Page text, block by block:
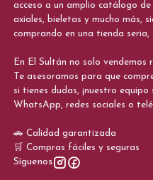
acceso a un amplio catálogo
axiales, bieletas y mucho más,
comprando en una tienda
En El Sultán no solo vendemos
Te asesoramos para que
si tienes dudas, ¡nuestro
WhatsApp, redes sociales o
🚗 Calidad garantizada
🛒 Compras fáciles y seguras
Síguenos